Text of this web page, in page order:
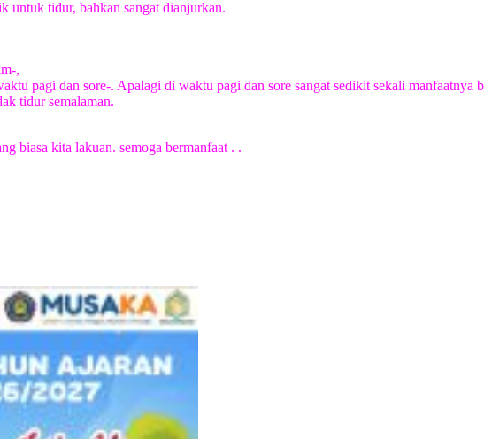
untuk tidur, bahkan sangat dianjurkan.
,
pagi dan sore-. Apalagi di waktu pagi dan sore sangat sedikit sekali
tidur semalaman.
biasa kita lakuan. semoga bermanfaat . .